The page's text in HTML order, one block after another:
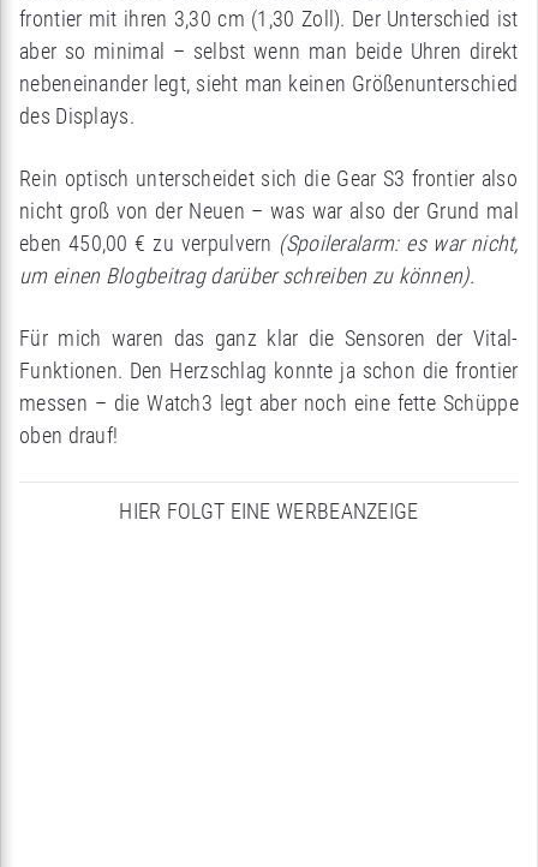
frontier mit ihren 3,30 cm (1,30 Zoll). Der Unterschied ist
aber so minimal – selbst wenn man beide Uhren direkt
nebeneinander legt, sieht man keinen Größenunterschied
des Displays.
Rein optisch unterscheidet sich die Gear S3 frontier also
nicht groß von der Neuen – was war also der Grund mal
eben 450,00 € zu verpulvern (Spoileralarm: es war nicht,
um einen Blogbeitrag darüber schreiben zu können).
Für mich waren das ganz klar die Sensoren der Vital-
Funktionen. Den Herzschlag konnte ja schon die frontier
messen – die Watch3 legt aber noch eine fette Schüppe
oben drauf!
HIER FOLGT EINE WERBEANZEIGE